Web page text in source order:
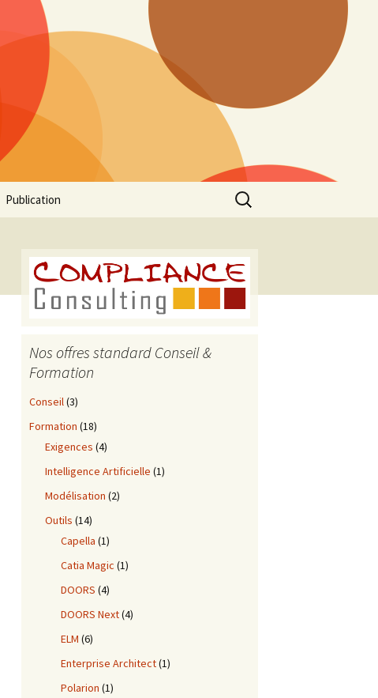
Publication
Rechercher :
Nos offres standard Conseil &
Formation
Conseil(3)
Formation (18)
Exigences (4)
Intelligence Artificielle (1)
Modélisation (2)
Outils (14)
Capella (1)
Catia Magic (1)
DOORS (4)
DOORS Next(4)
ELM (6)
Enterprise Architect(1)
Polarion (1)